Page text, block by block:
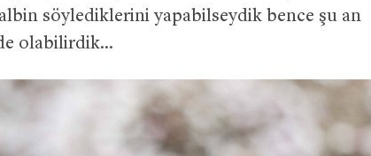
söylediklerini yapabilseydik bence şu an
olabilirdik…